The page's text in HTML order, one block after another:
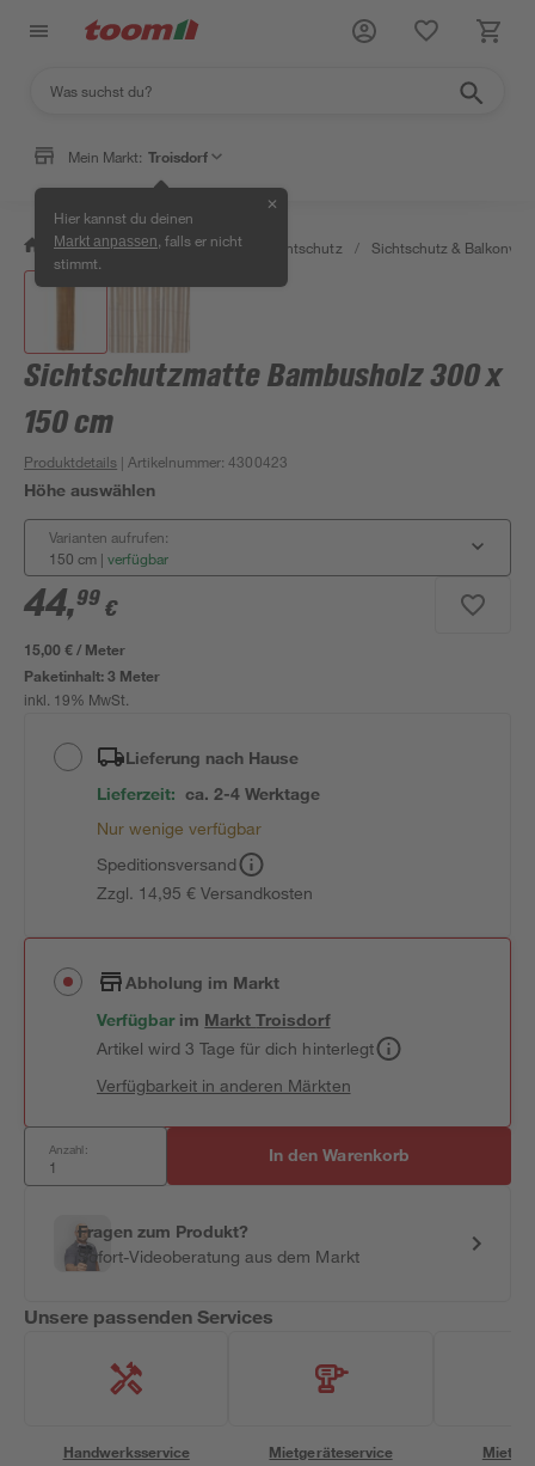
Mein Markt: Troisdorf
Hier kannst du deinen
Markt anpassen , falls er nicht
stimmt.
✕
/ Garten & Freizeit / Zäune & Sichtschutz / Sichtschutz &
Sichtschutzmatte Bambusholz 300 x
150 cm
Produktdetails | Artikelnummer:4300423
Höhe auswählen
Varianten aufrufen:
150 cm | verfügbar
44,99 €
15,00 € / Meter
Paketinhalt:3 Meter
inkl. 19% MwSt.
Lieferung nach Hause
Lieferzeit: ca. 2-4 Werktage
Nur wenige verfügbar
Speditionsversand
Zzgl. 14,95 € Versandkosten
Abholung im Markt
Verfügbar im MarktTroisdorf
Artikel wird 3 Tage für dich hinterlegt
Verfügbarkeit in anderen Märkten
Anzahl: In den Warenkorb
Fragen zum Produkt?
Sofort-Videoberatung aus dem Markt
Unsere passenden Services
Handwerksservice Mietgeräteservice